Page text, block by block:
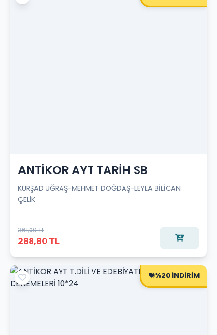
ANTİKOR AYT TARİH SB
KÜRŞAD UĞRAŞ-MEHMET DOĞDAŞ-LEYLA BİLİCAN
ÇELİK
361,00 TL
288,80 TL
%20 İNDİRİM